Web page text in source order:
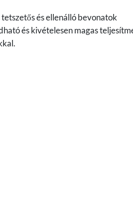
és ellenálló bevonatok
és kivételesen magas